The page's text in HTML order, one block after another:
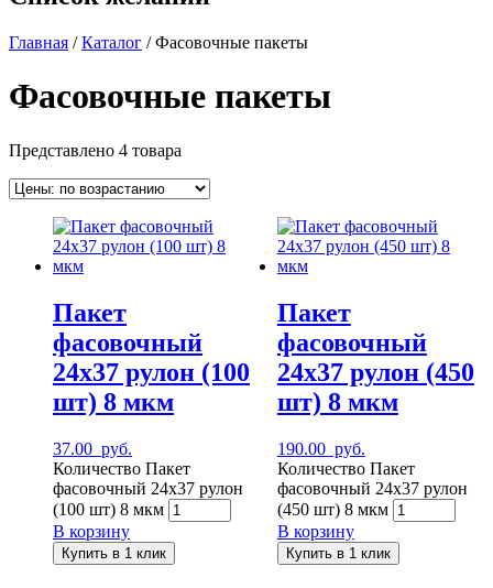
Главная /Каталог / Фасовочные пакеты
Фасовочные пакеты
Представлено 4 товара
Пакет
фасовочный
24х37 рулон (100
шт) 8 мкм
37.00 руб.
Количество Пакет
фасовочный 24х37 рулон
(100 шт) 8 мкм
В корзину
Купить в 1 клик
Пакет
фасовочный
24х37 рулон (450
шт) 8 мкм
190.00 руб.
Количество Пакет
фасовочный 24х37 рулон
(450 шт) 8 мкм
В корзину
Купить в 1 клик